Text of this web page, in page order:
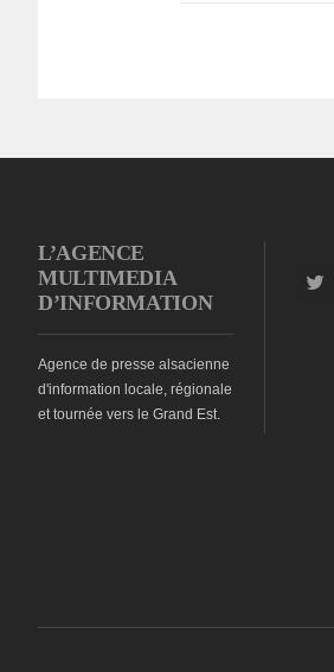
L’AGENCE
MULTIMEDIA
D’INFORMATION
Agence de presse alsacienne
d'information locale, régionale
et tournée vers le Grand Est.